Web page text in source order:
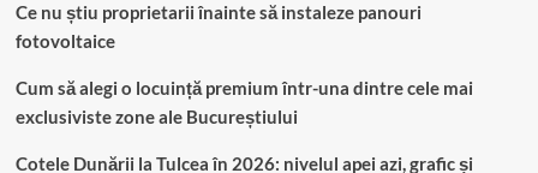
Ce nu știu proprietarii înainte să instaleze panouri
fotovoltaice
Cum să alegi o locuință premium într-una dintre cele mai
exclusiviste zone ale Bucureștiului
Cotele Dunării la Tulcea în 2026: nivelul apei azi, grafic și